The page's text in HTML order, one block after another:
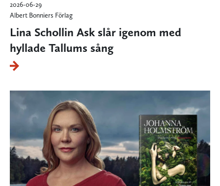
2026-06-29
Albert Bonniers Förlag
Lina Schollin Ask slår igenom med
hyllade Tallums sång